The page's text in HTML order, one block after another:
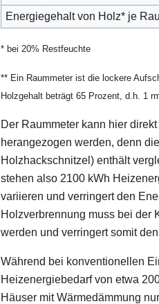
Energiegehalt von Holz* je
* bei 20% Restfeuchte
** Ein Raummeter ist die lockere
Holzgehalt beträgt 65 Prozent, d.h. 1
Der Raummeter kann hier
herangezogen werden, denn
Holzhackschnitzel) enthält
stehen also 2100 kWh
variieren und verringert den
Holzverbrennung muss bei der
werden und verringert somit
Während bei konventionellen
Heizenergiebedarf von etwa
Häuser mit Wärmedämmung